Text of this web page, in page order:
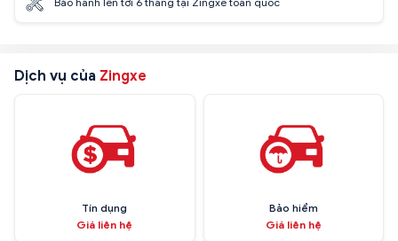
Dịch vụ của Zingxe
Tín dụng
Giá liên hệ
Bảo hiểm
Giá liên hệ